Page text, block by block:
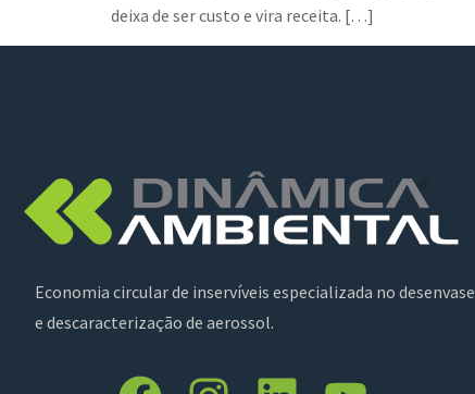
deixa de ser custo e vira receita. […]
Economia circular de inservíveis especializada no desenvase
e descaracterização de aerossol.